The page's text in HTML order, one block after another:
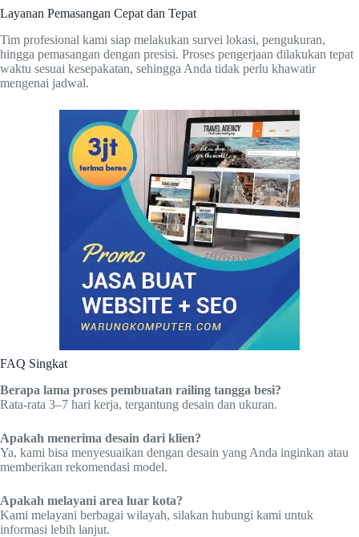
Layanan Pemasangan Cepat dan Tepat
Tim profesional kami siap melakukan survei lokasi, pengukuran,
hingga pemasangan dengan presisi. Proses pengerjaan dilakukan tepat
waktu sesuai kesepakatan, sehingga Anda tidak perlu khawatir
mengenai jadwal.
FAQ Singkat
Berapa lama proses pembuatan railing tangga besi?
Rata-rata 3–7 hari kerja, tergantung desain dan ukuran.
Apakah menerima desain dari klien?
Ya, kami bisa menyesuaikan dengan desain yang Anda inginkan atau
memberikan rekomendasi model.
Apakah melayani area luar kota?
Kami melayani berbagai wilayah, silakan hubungi kami untuk
informasi lebih lanjut.